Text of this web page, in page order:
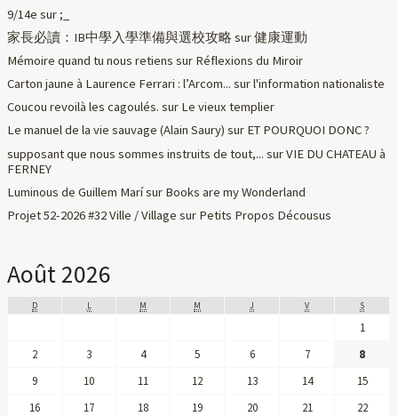
9/14e sur ;_
家長必讀：IB中學入學準備與選校攻略 sur健康運動
Mémoire quand tu nous retiens sur Réflexions du Miroir
Carton jaune à Laurence Ferrari : l’Arcom... surl'information nationaliste
Coucou revoilà les cagoulés. sur Le vieux templier
Le manuel de la vie sauvage (Alain Saury) sur ET POURQUOI DONC ?
supposant que nous sommes instruits de tout,... surVIE DU CHATEAU à
FERNEY
Luminous de Guillem Marísur Books are my Wonderland
Projet 52-2026 #32 Ville / Village sur Petits Propos Décousus
Août 2026
D L M M J V S
1
2
3 4 5 6 7
8
9
10 11 12 13 14
15
16
17 18 19 20 21
22